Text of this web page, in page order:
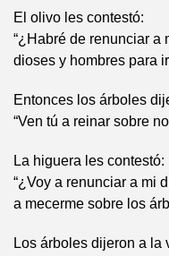
El olivo les contestó:
“¿Habré de renunciar a
dioses y hombres para
Entonces los árboles
“Ven tú a reinar sobre
La higuera les contestó:
“¿Voy a renunciar a mi
a mecerme sobre los
Los árboles dijeron a la